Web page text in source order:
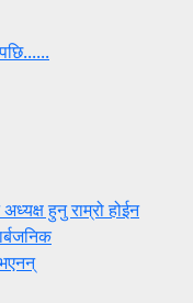
हुनु राम्रो होईन